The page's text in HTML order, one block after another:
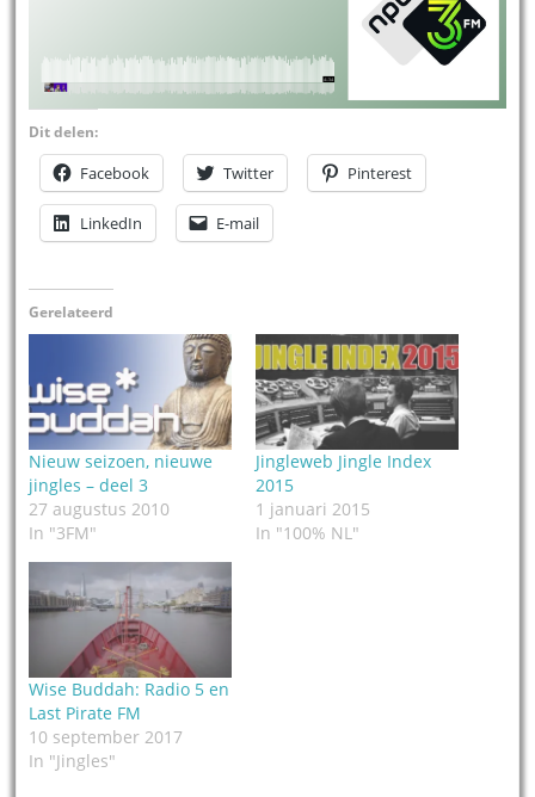
Dit delen:
Facebook Twitter Pinterest
LinkedIn E-mail
Gerelateerd
Nieuw seizoen, nieuwe
jingles – deel 3
27 augustus 2010
In "3FM"
Jingleweb Jingle Index
2015
1 januari 2015
In "100% NL"
Wise Buddah: Radio 5 en
Last Pirate FM
10 september 2017
In "Jingles"